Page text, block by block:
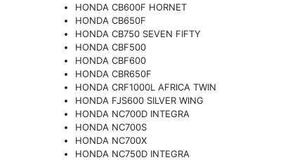
HONDA CB600F HORNET
HONDA CB650F
HONDA CB750 SEVEN FIFTY
HONDA CBF500
HONDA CBF600
HONDA CBR650F
HONDA CRF1000L AFRICA TWIN
HONDA FJS600 SILVER WING
HONDA NC700D INTEGRA
HONDA NC700S
HONDA NC700X
HONDA NC750D INTEGRA